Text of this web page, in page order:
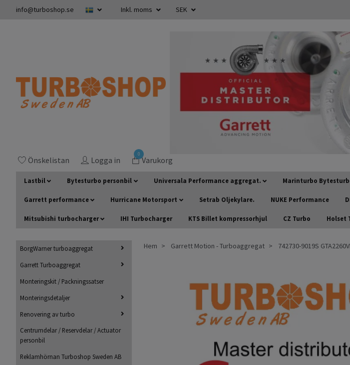
info@turboshop.se Inkl. moms SEK
Önskelistan Logga in
0
Varukorg
Lastbil Bytesturbo personbil Universala Performance aggregat. Marinturbo
Garrett performance Hurricane Motorsport Setrab Oljekylare. NUKE Performance
Mitsubishi turbocharger IHI Turbocharger KTS Billet kompressorhjul CZ Turbo Holset
BorgWarner turboaggregat
Garrett Turboaggregat
Monteringskit / Packningssatser
Monteringsdetaljer
Renovering av turbo
Centrumdelar / Reservdelar / Actuator
personbil
Reklamhörnan Turboshop Sweden AB
Hem Garrett Motion - Turboaggregat 742730-9019S